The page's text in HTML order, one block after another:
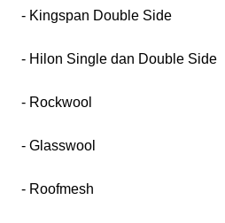
- Kingspan Double Side
- Hilon Single dan Double Side
- Rockwool
- Glasswool
- Roofmesh